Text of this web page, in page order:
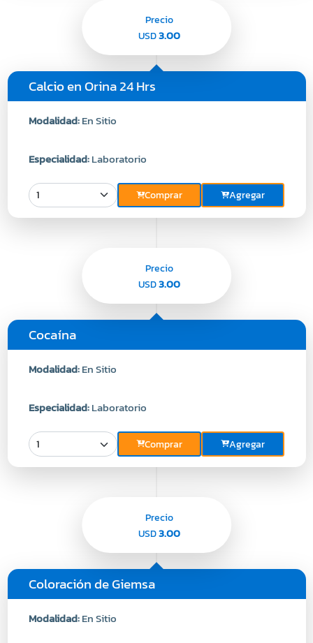
Calcio en Orina 24 Hrs
Modalidad:En Sitio
Especialidad:Laboratorio
Comprar Agregar
Precio
USD3.00
Cocaína
Modalidad:En Sitio
Especialidad:Laboratorio
Comprar Agregar
Precio
USD3.00
Coloración de Giemsa
Modalidad:En Sitio
Precio
USD3.00